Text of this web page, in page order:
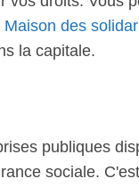
Maison des
la capitale.
publiques
sociale.